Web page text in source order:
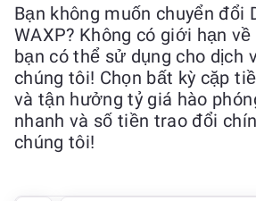
Bạn không muốn chuyển đổi
WAXP? Không có giới hạn
bạn có thể sử dụng cho dịch
chúng tôi! Chọn bất kỳ cặp
và tận hưởng tỷ giá hào
nhanh và số tiền trao đổi
chúng tôi!